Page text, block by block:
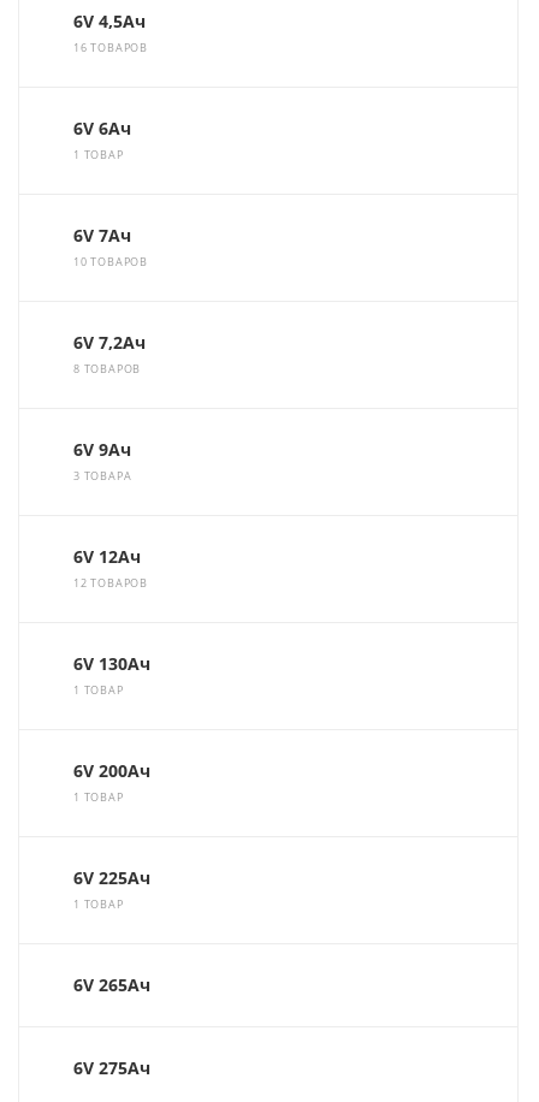
6V 4,5Ач
16 ТОВАРОВ
6V 6Ач
1 ТОВАР
6V 7Ач
10 ТОВАРОВ
6V 7,2Ач
8 ТОВАРОВ
6V 9Ач
3 ТОВАРА
6V 12Ач
12 ТОВАРОВ
6V 130Ач
1 ТОВАР
6V 200Ач
1 ТОВАР
6V 225Ач
1 ТОВАР
6V 265Ач
6V 275Ач